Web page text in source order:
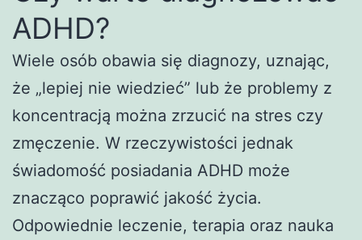
ADHD?
Wiele osób obawia się diagnozy, uznając,
że „lepiej nie wiedzieć” lub że problemy z
koncentracją można zrzucić na stres czy
zmęczenie. W rzeczywistości jednak
świadomość posiadania ADHD może
znacząco poprawić jakość życia.
Odpowiednie leczenie, terapia oraz nauka